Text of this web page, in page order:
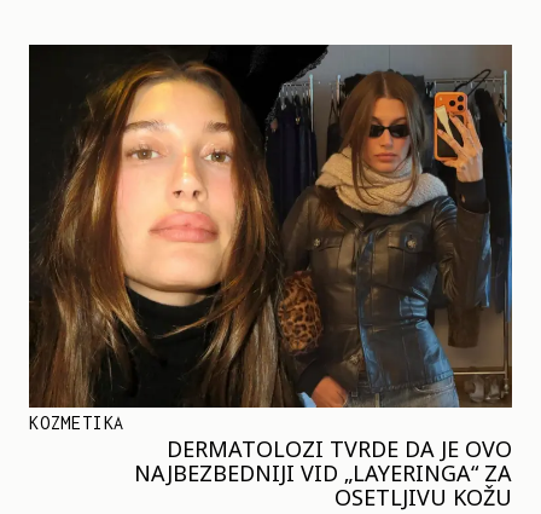
KOZMETIKA
DERMATOLOZI TVRDE DA JE OVO
NAJBEZBEDNIJI VID „LAYERINGA“ ZA
OSETLJIVU KOŽU